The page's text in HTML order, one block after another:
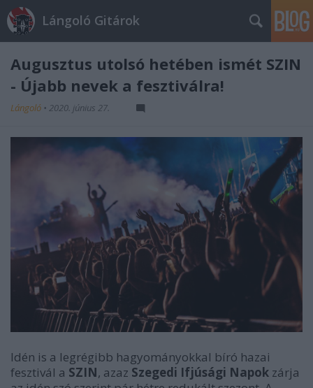
Lángoló Gitárok
Augusztus utolsó hetében ismét SZIN
- Újabb nevek a fesztiválra!
Lángoló • 2020. június 27.
Idén is a legrégibb hagyományokkal bíró hazai
fesztivál a SZIN, azaz Szegedi Ifjúsági Napok zárja